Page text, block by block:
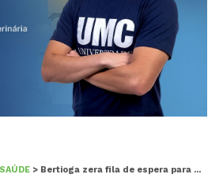
SAÚDE > Bertioga zera fila de espera para agendamentos de mamografia